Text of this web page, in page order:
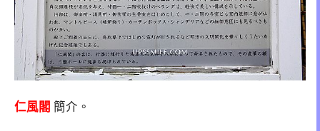
仁風閣 簡介。